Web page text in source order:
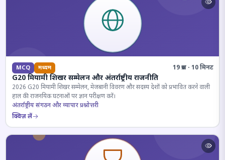
MCQ मध्यम 19 प्रश्न · 10 मिनट
G20 मियामी शिखर सम्मेलन और अंतर्राष्ट्रीय राजनीति
2026 G20 मियामी शिखर सम्मेलन, मेजबानी विवरण और सदस्य देशों को प्रभावित करने वाली
हाल की राजनयिक घटनाओं पर ज्ञान परीक्षण करें।
अंतर्राष्ट्रीय संगठन और व्यापार प्रश्नोत्तरी
क्विज़ लें